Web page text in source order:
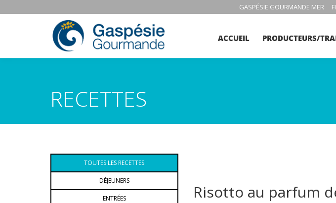
GASPÉSIE GOURMANDE MER
ACCUEIL PRODUCTEURS/
RECETTES
TOUTES LES RECETTES
DÉJEUNERS
ENTRÉES Risotto au parfum